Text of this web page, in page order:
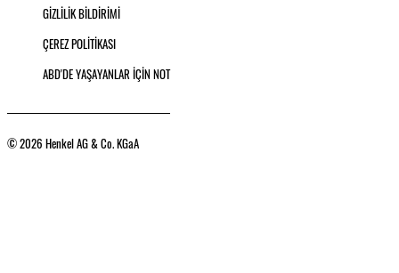
GİZLİLİK BİLDİRİMİ
ÇEREZ POLİTİKASI
ABD'DE YAŞAYANLAR İÇİN NOT
© 2026 Henkel AG & Co. KGaA